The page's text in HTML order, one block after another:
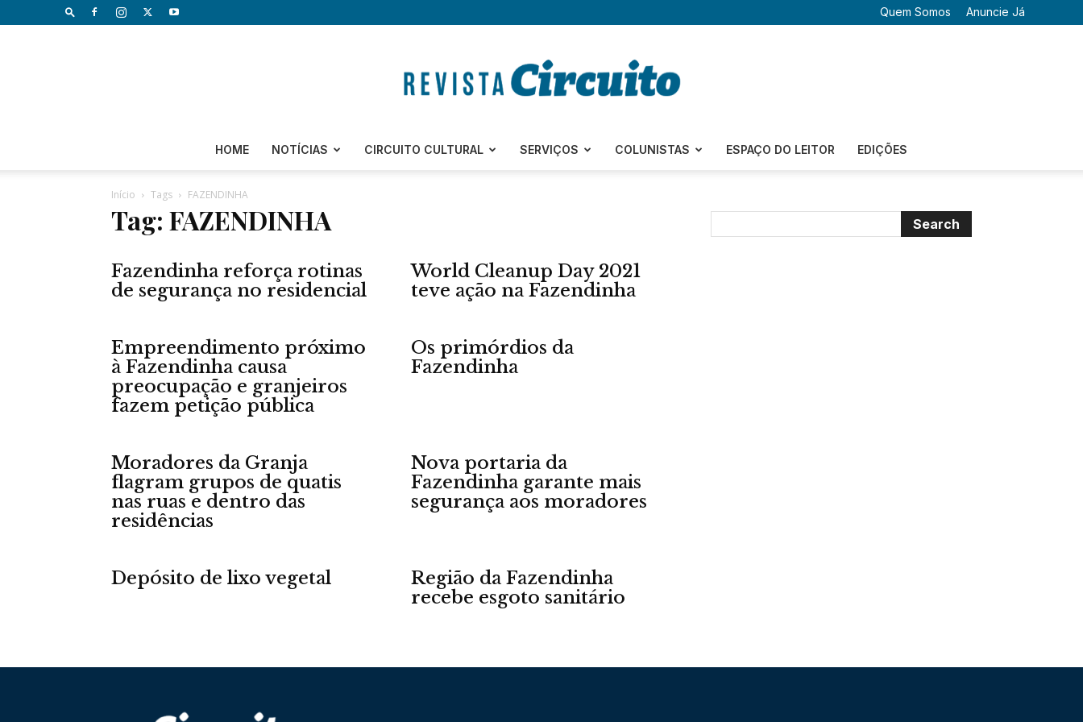
Quem Somos Anuncie Já
Revista
–
Portal
HOME NOTÍCIAS CIRCUITO CULTURAL SERVIÇOS COLUNISTAS ESPAÇO DO LEITOR EDIÇÕES
Início Tags FAZENDINHA
Tag: FAZENDINHA
Fazendinha reforça rotinas
de segurança no residencial
World Cleanup Day 2021
teve ação na Fazendinha
Empreendimento próximo
à Fazendinha causa
preocupação e granjeiros
fazem petição pública
Os primórdios da
Fazendinha
Moradores da Granja
flagram grupos de quatis
nas ruas e dentro das
residências
Nova portaria da
Fazendinha garante mais
segurança aos moradores
Depósito de lixo vegetal
Região da Fazendinha
recebe esgoto sanitário